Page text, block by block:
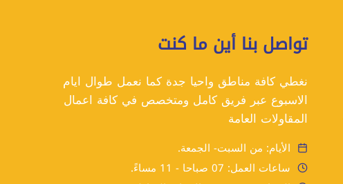
تواصل بنا أين ما كنت
نغطي كافة مناطق واحيا جدة كما نعمل طوال ايام
الاسبوع عبر فريق كامل ومتخصص في كافة اعمال
المقاولات العامة
الأيام: من السبت- الجمعة.
ساعات العمل: 07 صباحا - 11 مساءً.